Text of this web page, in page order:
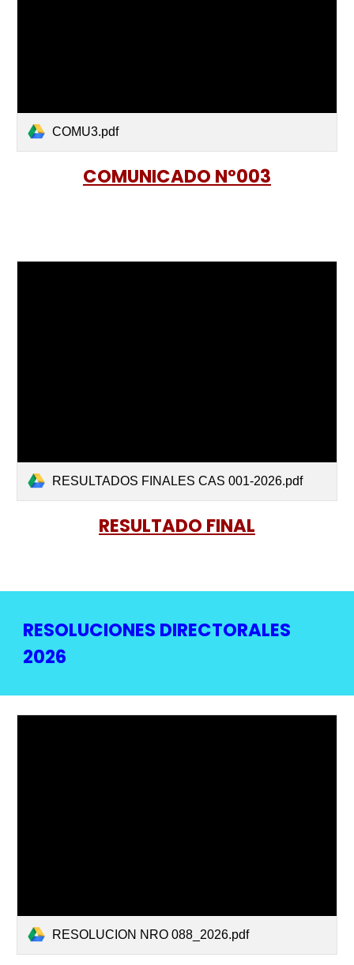
COMU3.pdf
COMUNICADO Nº003
RESULTADOS FINALES CAS 001-2026.pdf
RESULTADO FINAL
RESOLUCIONES DIRECTORALES
2026
RESOLUCION NRO 088_2026.pdf